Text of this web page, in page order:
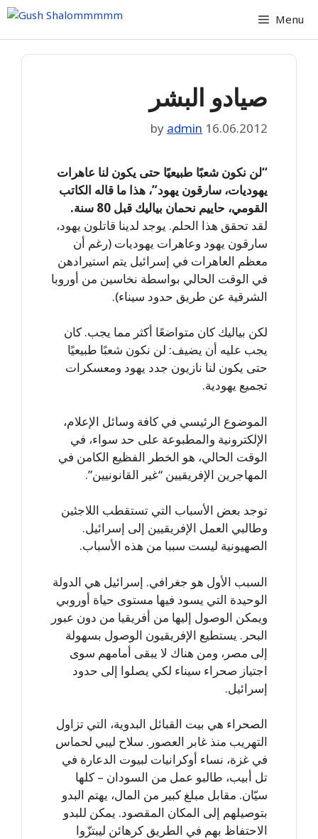
Skip
content
Menu
صيادو البشر
16.06.2012
by admin
“لن نكون شعبًا طبيعيًا حتى يكون لنا عاهرات
يهوديات، سارقون يهود”، هذا ما قاله الكاتب
القومي، حاييم نحمان بياليك قبل 80 سنة.
لقد تحقق هذا الحلم. يوجد لدينا قاتلون يهود،
سارقون يهود وعاهرات يهوديات (رغم أن
معظم العاهرات في إسرائيل يتم استيرادهن
في الوقت الحالي بواسطة نخاسين من أوروبا
الشرقية عن طريق حدود سيناء).
لكن بياليك كان متواضعًا أكثر مما يجب. كان
يجب عليه أن يضيف: لن نكون شعبًا طبيعيًا
حتى يكون لنا نازيون جدد يهود ومعسكرات
تجميع يهودية.
الموضوع الرئيسي في كافة وسائل الإعلام،
الإلكترونية والمطبوعة على حد سواء، في
الوقت الحالي، هو الخطر الفظيع الكامن في
المهاجرين الإفريقيين “غير القانونيين”.
توجد بعض الأسباب التي تستقطب اللاجئين
وطالبي العمل الإفريقيين إلى إسرائيل.
الصهيونية ليست سببا من هذه الأسباب.
السبب الأول هو جغرافي. إسرائيل هي الدولة
الوحيدة التي يسود فيها مستوى حياة أوروبي
ويمكن الوصول إليها من أفريقيا من دون عبور
البحر. يستطيع الإفريقيون الوصول بسهولة
إلى مصر، ومن هناك لا يبقى أمامهم سوى
اجتياز صحراء سيناء لكي يصلوا إلى حدود
إسرائيل.
الصحراء هي بيت القبائل البدوية، التي تزاول
التهريب منذ غابر العصور. سلاح ليبي لحماس
في غزة، نساء أوكرانيات لبيوت الدعارة في
تل أبيب، طالبو عمل من السودان – كلها
سيّان. مقابل مبلغ كبير من المال، يهتم البدو
بتوصيلهم إلى المكان المقصود. يمكن للبدو
الاحتفاظ بهم في الطريق كرهائن ليبتزّوا